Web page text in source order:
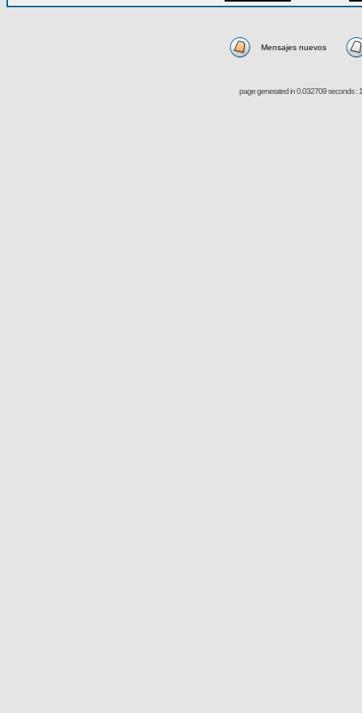
Mensajes nuevos
page generated in 0.032709 seconds :